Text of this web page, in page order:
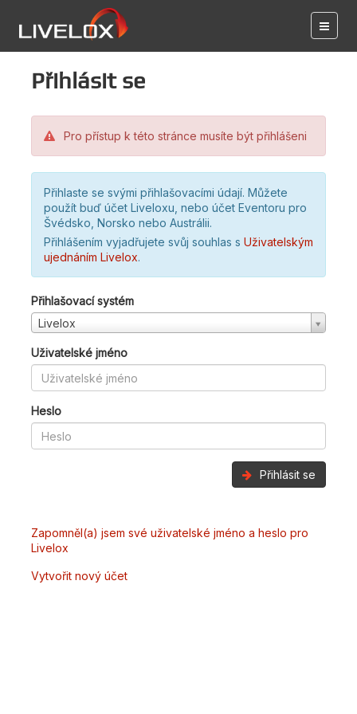
Přihlásit se
Pro přístup k této stránce musíte být přihlášeni
Přihlaste se svými přihlašovacími údají. Můžete
použít buď účet Liveloxu, nebo účet Eventoru pro
Švédsko, Norsko nebo Austrálii.
Přihlášením vyjadřujete svůj souhlas s Uživatelským
ujednáním Livelox.
Přihlašovací systém
Livelox
Uživatelské jméno
Heslo
Přihlásit se
Zapomněl(a) jsem své uživatelské jméno a heslo pro
Livelox
Vytvořit nový účet